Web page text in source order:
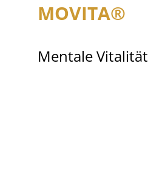
MOVITA®
Mentale Vitalität